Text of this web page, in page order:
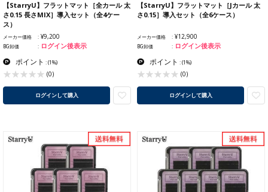
【StarryU】フラットマット［全カール 太
さ0.15 長さMIX］導入セット（全4ケー
ス）
メーカー価格 ¥9,200
BG卸価 ログイン後表示
ポイント :(1%)
(0)
ログインして購入
【StarryU】フラットマット［Jカール 太
さ0.15］導入セット（全6ケース）
メーカー価格 ¥12,900
BG卸価 ログイン後表示
ポイント :(1%)
(0)
ログインして購入